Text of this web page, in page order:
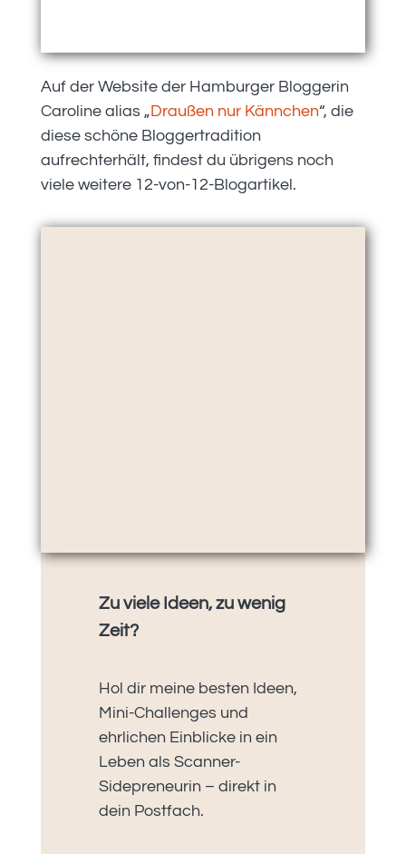
Auf der Website der Hamburger Bloggerin
Caroline alias „Draußen nur Kännchen“, die
diese schöne Bloggertradition
aufrechterhält, findest du übrigens noch
viele weitere 12-von-12-Blogartikel.
Zu viele Ideen, zu wenig
Zeit?
Hol dir meine besten Ideen,
Mini-Challenges und
ehrlichen Einblicke in ein
Leben als Scanner-
Sidepreneurin – direkt in
dein Postfach.